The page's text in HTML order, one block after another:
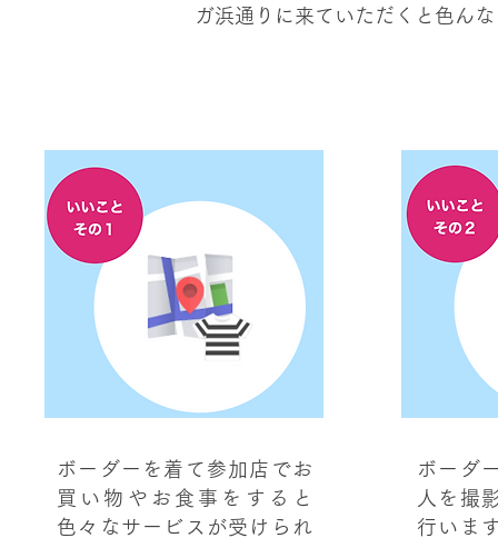
ガ浜通りに来ていただくと色ん
ボーダーを着て参加店でお
買い物やお食事をすると
色々なサービスが受けられ
ボーダ
人を撮
行いま